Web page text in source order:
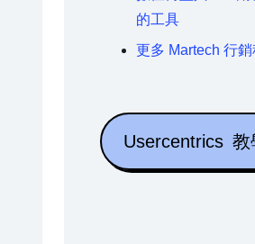
的工具
更多 Martech 行
Usercentrics 教